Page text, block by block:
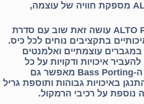
מספקת חוויה של עוצמה,
ALTO Professional עושה זאת שוב עם סדרת
בתקציבים נוחים לכל כיס.
במגברים עוצמתיים ואלמנטים
איכויות ודקויות על כל
ספקטרום התדרים. ה-Bass Porting מאפשר גם
באיכויות גבוהות ותוספת גריל
על רכיבי הרמקול.